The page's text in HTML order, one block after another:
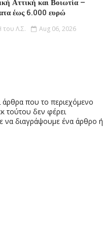
Αττική και Βοιωτία –
έως 6.000 ευρώ
Λ.Σ. Aug 06, 2026
άρθρα που το περιεχόμενο
τούτου δεν φέρει
να διαγράψουμε ένα άρθρο ή